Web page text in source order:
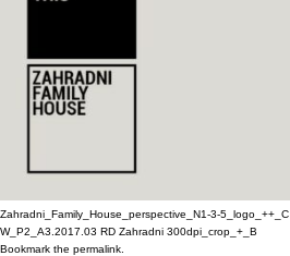
Zahradni_Family_House_perspective_N1-3-5_logo_++_C
W_P2_A3.2017.03 RD Zahradni 300dpi_crop_+_B
Bookmark the permalink